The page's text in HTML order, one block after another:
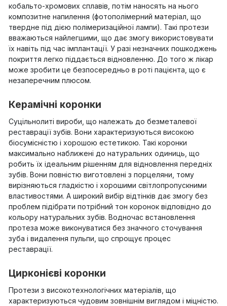
кобальто-хромових сплавів, потім наносять на нього
композитне напилення (фотополімерний матеріал, що
твердне під дією полімеризаційної лампи). Такі протези
вважаються найлегшими, що дає змогу використовувати
їх навіть під час імплантації. У разі незначних пошкоджень
покриття легко піддається відновленню. До того ж лікар
може зробити це безпосередньо в роті пацієнта, що є
незаперечним плюсом.
Керамічні коронки
Суцільнолиті вироби, що належать до безметалевої
реставрації зубів. Вони характеризуються високою
біосумісністю і хорошою естетикою. Такі коронки
максимально наближені до натуральних одиниць, що
робить їх ідеальним рішенням для відновлення передніх
зубів. Вони повністю виготовлені з порцеляни, тому
вирізняються гладкістю і хорошими світлопропускними
властивостями. А широкий вибір відтінків дає змогу без
проблем підібрати потрібний тон коронок відповідно до
кольору натуральних зубів. Водночас встановлення
протеза може виконуватися без значного сточування
зуба і видалення пульпи, що спрощує процес
реставрації.
Цирконієві коронки
Протези з високотехнологічних матеріалів, що
характеризуються чудовим зовнішнім виглядом і міцністю.